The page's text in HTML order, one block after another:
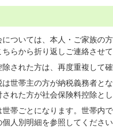
ついては、本人・ご家族の
らから折り返しご連絡させ
された方は、再度重複して
は世帯主の方が納税義務者と
れた方が社会保険料控除とし
帯ごとになります。世帯内
人別明細を参照してください